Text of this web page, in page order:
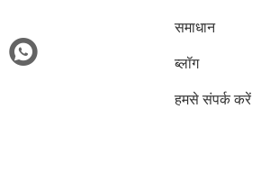
समाधान
ब्लॉग
हमसे संपर्क करें